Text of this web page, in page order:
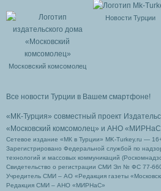
Московский комсомолец
Новости Турции
Все новости Турции в Вашем смартфоне!
«МК-Турция» совместный проект
«Московский комсомолец» и АНО «МИРНаС
Сетевое издание «МК в Турции» MK-Turkey.ru —
Зарегистрировано Федеральной службой по
технологий и массовых коммуникаций
Свидетельство о регистрации СМИ Эл № ФС 77-
Учредитель СМИ – АО «Редакция газеты
Редакция СМИ – АНО «МИРНаС»